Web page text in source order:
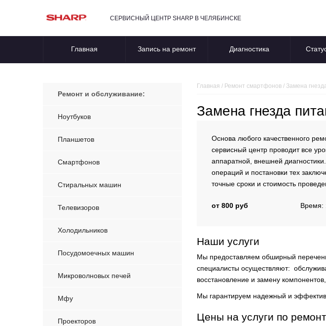
СЕРВИСНЫЙ ЦЕНТР SHARP В ЧЕЛЯБИНСКЕ
Главная Запись на ремонт Диагностика
Ремонт и обслуживание:
Ноутбуков
Планшетов
Смартфонов
Стиральных машин
Телевизоров
Холодильников
Посудомоечных машин
Микроволновых печей
Мфу
Проекторов
Главная / Ремонт смартфонов / Замена
Замена гнезда
Основа любого качественного
сервисный центр проводит все
аппаратной, внешней
операций и постановки тех
точные сроки и стоимость
от 800 руб Время:
Наши услуги
Мы предоставляем обширный
специалисты осуществляют:
восстановление и замену
Мы гарантируем надежный и
Цены на услуги по